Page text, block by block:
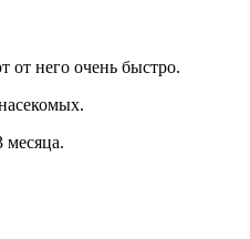
от него очень быстро.
месяца.